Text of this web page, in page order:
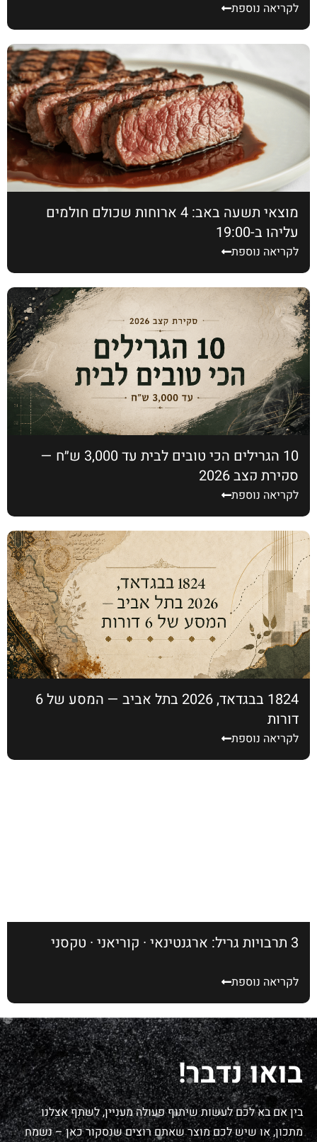
לקריאה נוספת
מוצאי תשעה באב: 4 ארוחות שכולם חולמים
עליהן ב-19:00
לקריאה נוספת
10 הגרילים הכי טובים לבית עד 3,000 ש״ח —
סקירת קצב 2026
לקריאה נוספת
1824 בבגדאד, 2026 בתל אביב — המסע של 6
דורות
לקריאה נוספת
3 תרבויות גריל: ארגנטינאי · קוריאני · טקסני
לקריאה נוספת
בואו נדבר!
בין אם בא לכם לעשות שיתוף פעולה מעניין, לשתף אצלנו
מתכון, או שיש לכם מוצר שאתם רוצים שנסקור כאן – נשמח